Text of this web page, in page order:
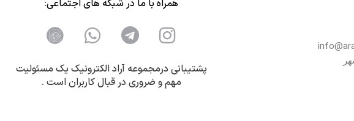
همراه با ما در شبکه های اجتماعی:
پشتیبانی درمجموعه آراد الکترونیک یک مسئولیت
مهم و ضروری در قبال کاربران است .